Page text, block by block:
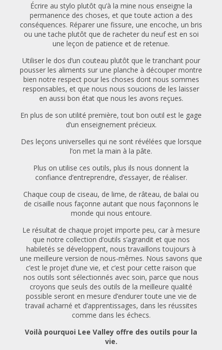
​Écrire au stylo plutôt qu’à la mine nous enseigne la
permanence des choses, et que toute action a des
conséquences. ​Réparer une fissure, une encoche, un bris
ou une tache plutôt que de racheter du neuf est en soi
une leçon de patience et de retenue.​
Utiliser le dos d’un couteau plutôt que le tranchant pour
pousser les aliments sur une planche à découper montre
bien notre respect pour les choses dont nous sommes
responsables, et que nous nous soucions de les laisser
en aussi bon état que nous les avons reçues.​
​En plus de son utilité première, tout bon outil est le gage
d’un enseignement précieux.
Des leçons universelles qui ne sont révélées que lorsque
l’on met la main à la pâte.​
Plus on utilise ces outils, plus ils nous donnent la
confiance d’entreprendre, d’essayer, de réaliser.​
Chaque coup de ciseau, de lime, de râteau, de balai ou
de cisaille nous façonne autant que nous façonnons le
monde qui nous entoure.​
​Le résultat de chaque projet importe peu, car à mesure
que notre collection d’outils s’agrandit et que nos
habiletés se développent, nous travaillons toujours à
une meilleure version de nous-mêmes. Nous savons que
c’est le projet d’une vie, et c’est pour cette raison que
nos outils sont sélectionnés avec soin, parce que nous
croyons que seuls des outils de la meilleure qualité
possible seront en mesure d’endurer toute une vie de
travail acharné et d’apprentissages, dans les réussites
comme dans les échecs.​
Voilà pourquoi Lee Valley offre des outils pour la
vie.